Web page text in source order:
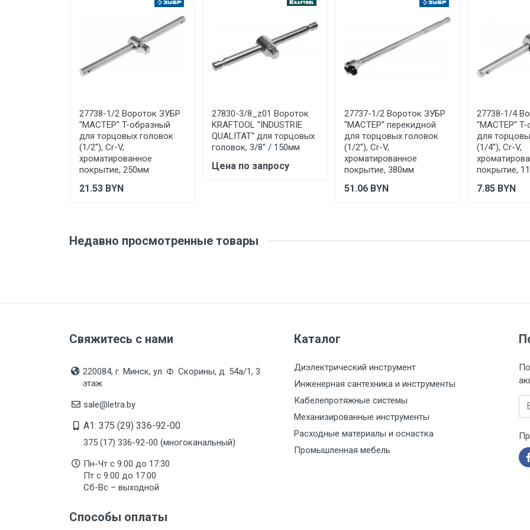
Срок службы
Дата изготовления
Указана на упаковке / в паспорте товара
Срок годности
Указан на упаковке / в паспорте товара
Товар соответствует требованиям технических регламентов
Ваше сообщение
Отправить отзыв
27738-1/2 Вороток ЗУБР
''МАСТЕР'' T-образный
для торцовых головок
(1/2''), Cr-V,
хроматированное
покрытие, 250мм
21.53 BYN
27830-3/8_z01 Вороток
KRAFTOOL ''INDUSTRIE
QUALITAT'' для торцовых
головок, 3/8'' / 150мм
Цена по запросу
27737-1/2 Вороток ЗУБР
''МАСТЕР'' перекидной
для торцовых головок
(1/2''), Cr-V,
хроматированное
покрытие, 380мм
51.06 BYN
27738-1/4
''МАСТЕР'' T-
для
(1/4''), Cr-V,
покрытие,
7.85 BYN
Недавно просмотренные товары
Свяжитесь с нами
220084, г. Минск, ул. Ф. Скорины, д. 54а/1, 3
этаж
sale@letra.by
A1: 375 (29) 336-92-00
375 (17) 336-92-00 (многоканальный)
Пн-Чт с 9:00 до 17:30
Пт с 9:00 до 17:00
Сб-Вс – выходной
Каталог
Диэлектрический инструмент
Инженерная сантехника и инструменты
Кабелепротяжные системы
Механизированные инструменты
Расходные материалы и оснастка
Промышленная мебель
Способы оплаты